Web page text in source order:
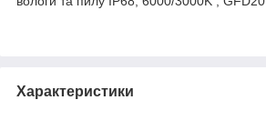
Характеристики